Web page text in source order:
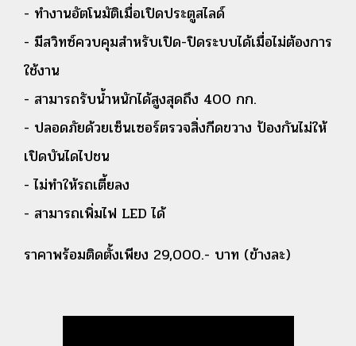
- ทำงานอัตโนมัติเมื่อเปิดประตูสไลด์
- มีสวิทซ์ควบคุมสำหรับเปิด-ปิดระบบได้เมื่อไม่ต้องการ
ใช้งาน
- สามารถรับน้ำหนักได้สูงสุดถึง 400 กก.
- ปลอดภัยด้วยเซ็นเซอร์ตรวจสิ่งกีดขวาง ป้องกันไม่ให้
เปิดบันไดไปชน
- ไม่ทำให้รถเตี้ยลง
- สามารถเพิ่มไฟ LED ได้
ราคาพร้อมติดตั้งเพียง 29,000.- บาท (ข้างละ)